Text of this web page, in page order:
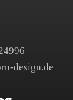
design.de